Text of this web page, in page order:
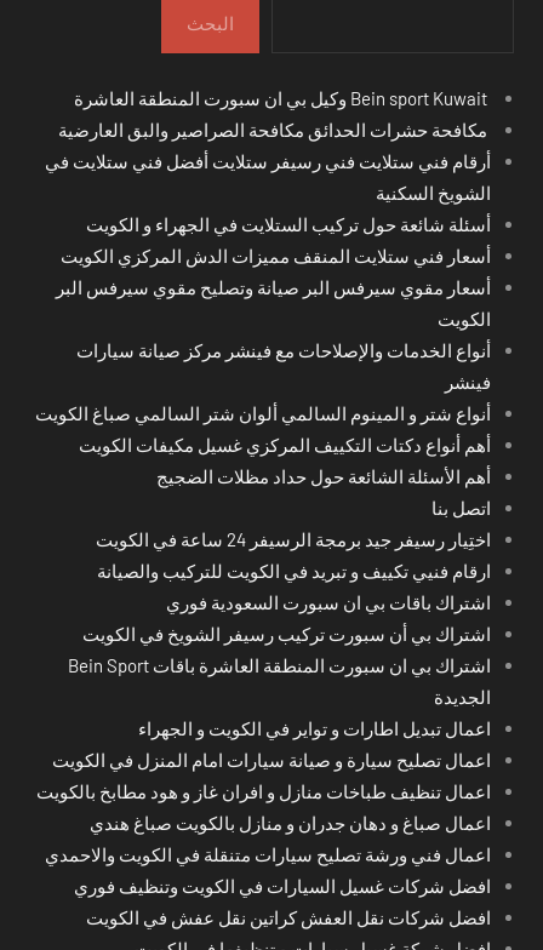
البحث
مكافحة حشرات الحدائق مكافحة الصراصير والبق العارضية
أرقام فني ستلايت فني رسيفر ستلايت أفضل فني ستلايت في
الشويخ السكنية
أسئلة شائعة حول تركيب الستلايت في الجهراء و الكويت
أسعار فني ستلايت المنقف مميزات الدش المركزي الكويت
أسعار مقوي سيرفس البر صيانة وتصليح مقوي سيرفس البر
الكويت
أنواع الخدمات والإصلاحات مع فينشر مركز صيانة سيارات
فينشر
أنواع شتر و المينوم السالمي ألوان شتر السالمي صباغ الكويت
أهم أنواع دكتات التكييف المركزي غسيل مكيفات الكويت
أهم الأسئلة الشائعة حول حداد مظلات الضجيج
اتصل بنا
اختِيار رسيفر جيد برمجة الرسيفر 24 ساعة في الكويت
ارقام فنيي تكييف و تبريد في الكويت للتركيب والصيانة
اشتراك باقات بي ان سبورت السعودية فوري
اشتراك بي أن سبورت تركيب رسيفر الشويخ في الكويت
اشتراك بي ان سبورت المنطقة العاشرة باقات Bein Sport
الجديدة
اعمال تبديل اطارات و تواير في الكويت و الجهراء
اعمال تصليح سيارة و صيانة سيارات امام المنزل في الكويت
اعمال تنظيف طباخات منازل و افران غاز و هود مطابخ بالكويت
اعمال صباغ و دهان جدران و منازل بالكويت صباغ هندي
اعمال فني ورشة تصليح سيارات متنقلة في الكويت والاحمدي
افضل شركات غسيل السيارات في الكويت وتنظيف فوري
افضل شركات نقل العفش كراتين نقل عفش في الكويت